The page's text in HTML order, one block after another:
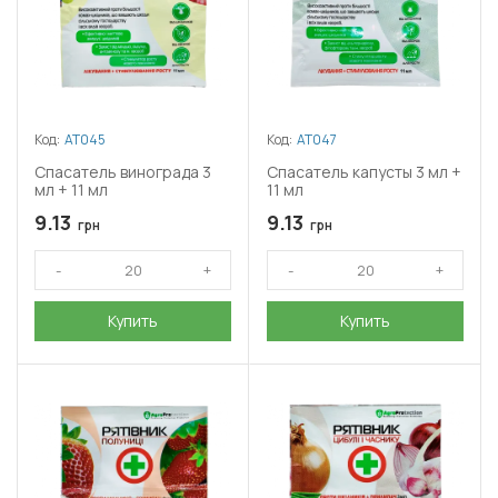
Код: АТ045
Спасатель винограда 3
мл + 11 мл
9.13 грн
Купить
Код: АТ047
Спасатель капусты 3 мл +
11 мл
9.13 грн
Купить